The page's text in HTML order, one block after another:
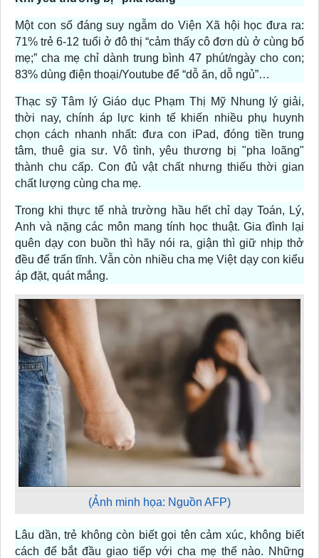
Một con số đáng suy ngẫm do Viện Xã hội học đưa ra:
71% trẻ 6-12 tuổi ở đô thị “cảm thấy cô đơn dù ở cùng bố
mẹ;” cha mẹ chỉ dành trung bình 47 phút/ngày cho con;
83% dùng điện thoại/Youtube để “dỗ ăn, dỗ ngủ”…
Thạc sỹ Tâm lý Giáo dục Phạm Thị Mỹ Nhung lý giải,
thời nay, chính áp lực kinh tế khiến nhiều phụ huynh
chọn cách nhanh nhất: đưa con iPad, đóng tiền trung
tâm, thuê gia sư. Vô tình, yêu thương bị "pha loãng"
thành chu cấp. Con đủ vật chất nhưng thiếu thời gian
chất lượng cùng cha mẹ.
Trong khi thực tế nhà trường hầu hết chỉ dạy Toán, Lý,
Anh và nặng các môn mang tính học thuật. Gia đình lại
quên dạy con buồn thì hãy nói ra, giận thì giữ nhịp thở
đều để trấn tĩnh. Vẫn còn nhiều cha mẹ Việt dạy con kiểu
áp đặt, quát mắng.
(Ảnh minh họa: Nguồn AFP)
Lâu dần, trẻ không còn biết gọi tên cảm xúc, không biết
cách để bắt đầu giao tiếp với cha mẹ thế nào. Những